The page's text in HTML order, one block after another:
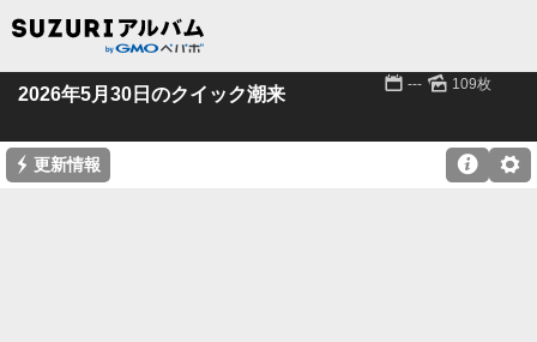
2026年5月30日のクイック潮来 📅 --- 🌄 109枚
⚡ 更新情報 ⚙
